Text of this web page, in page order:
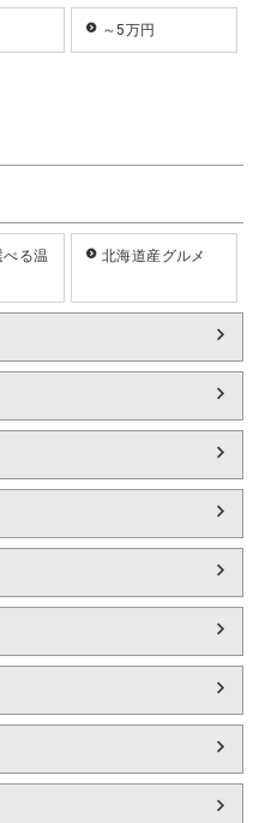
～5万円
る温
北海道産グルメ